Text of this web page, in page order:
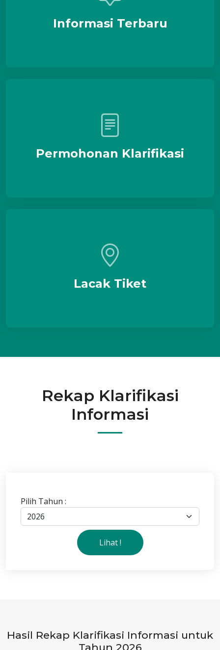
Informasi Terbaru
Permohonan Klarifikasi
Lacak Tiket
Rekap Klarifikasi
Informasi
Pilih Tahun :
Lihat !
Hasil Rekap Klarifikasi Informasi untuk
Tahun 2026